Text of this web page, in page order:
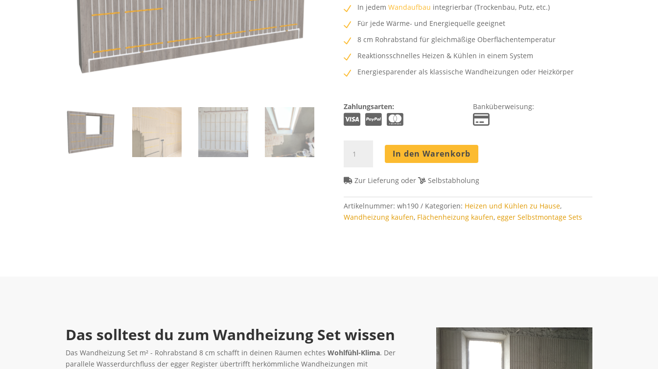
In jedem Wandaufbau integrierbar (Trockenbau, Putz, etc.)
Für jede Wärme- und Energiequelle geeignet
8 cm Rohrabstand für gleichmäßige Oberflächentemperatur
Reaktionsschnelles Heizen & Kühlen in einem System
Energiesparender als klassische Wandheizungen oder Heizkörper
Zahlungsarten: Banküberweisung:
Wandheizung
m²
Rohrabstand
8
In den Warenkorb
Zur Lieferung oder Selbstabholung
Artikelnummer: wh190 Kategorien: Heizen und Kühlen zu Hause,
Wandheizung kaufen, Flächenheizung kaufen, egger Selbstmontage Sets
Das solltest du zum Wandheizung Set wissen
Das Wandheizung Set m² - Rohrabstand 8 cm schafft in deinen Räumen echtesWohlfühl-Klima. Der
parallele Wasserdurchfluss der egger Register übertrifft herkömmliche Wandheizungen mit